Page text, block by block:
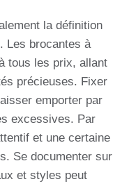
la définition
Les brocantes à
tous les prix, allant
précieuses. Fixer
emporter par
excessives. Par
et une certaine
Se documenter sur
et styles peut